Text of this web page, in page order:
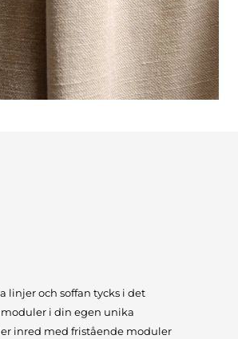
linjer och soffan tycks i det
moduler i din egen unika
inred med fristående moduler